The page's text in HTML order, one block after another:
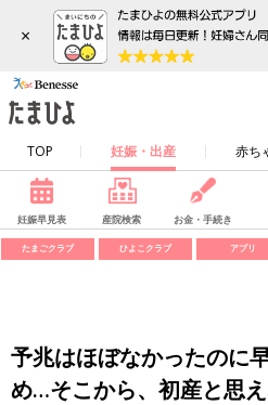
×
TOP 妊娠・出産 赤ち
妊娠早見表 産院検索 お金・手続き
たまごクラブ ひよこクラブ アプリ
予兆はほぼなかったのに
め…そこから、初産と思